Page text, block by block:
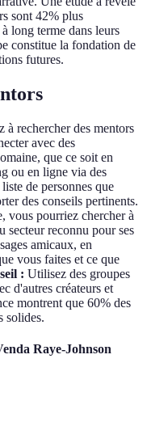
sont 42% plus
long terme dans leurs
constitue la fondation de
futures.
rechercher des mentors
avec des
que ce soit en
ou en ligne via des
de personnes que
des conseils pertinents.
vous pourriez chercher à
secteur reconnu pour ses
amicaux, en
vous faites et ce que
: Utilisez des groupes
d'autres créateurs et
montrent que 60% des
solides.
Raye-Johnson